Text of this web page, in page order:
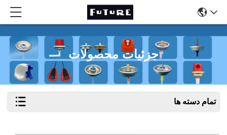
جزئیات محصولات
تمام دسته ها